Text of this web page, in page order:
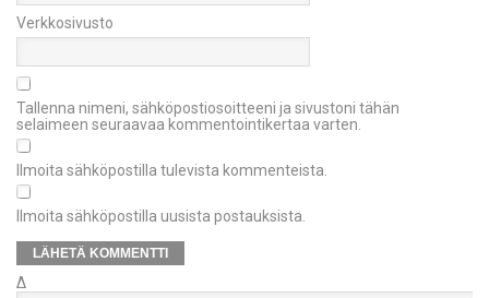
Verkkosivusto
Tallenna nimeni, sähköpostiosoitteeni ja sivustoni tähän
selaimeen seuraavaa kommentointikertaa varten.
Ilmoita sähköpostilla tulevista kommenteista.
Ilmoita sähköpostilla uusista postauksista.
Δ